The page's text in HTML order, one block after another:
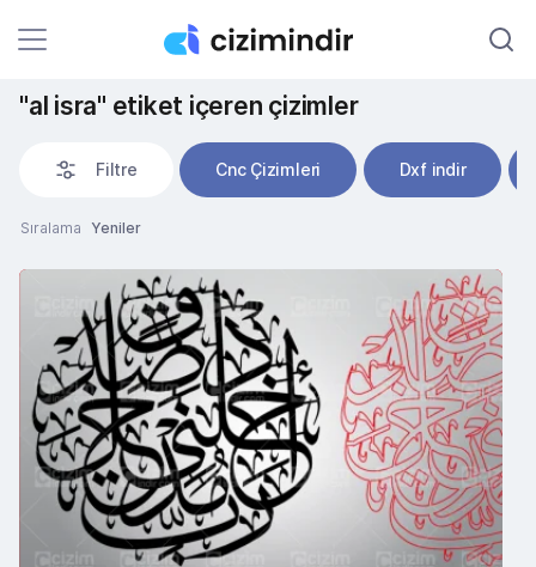
"al isra" etiket içeren çizimler
Filtre Cnc Çizimleri Dxf indir
Sıralama Yeniler